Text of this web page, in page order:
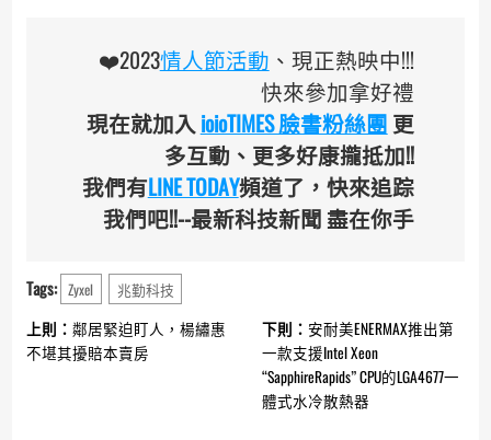
‍❤️‍‍2023情人節活動 、現正熱映中!!!
快來參加拿好禮
現在就加入ioioTIMES 臉書粉絲團更
多互動、更多好康攏抵加!!
我們有LINE TODAY頻道了，快來追踪
我們吧!!--最新科技新聞 盡在你手
Tags: Zyxel 兆勤科技
Continue
Reading
上則： 鄰居緊迫盯人，楊繡惠
不堪其擾賠本賣房
下則： 安耐美ENERMAX推出第
一款支援Intel Xeon
“SapphireRapids” CPU的LGA4677一
體式水冷散熱器